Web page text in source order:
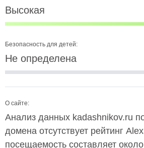
Высокая
Безопасность для детей:
Не определена
О сайте:
Анализ данных kadashnikov.ru
домена отсутствует рейтинг
посещаемость составляет